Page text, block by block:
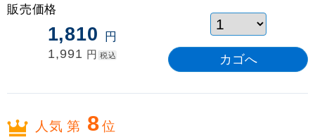
販売価格
1,810 円
1,991 円 税込
人気 第 8位